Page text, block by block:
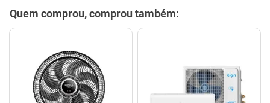
Quem comprou, comprou também: